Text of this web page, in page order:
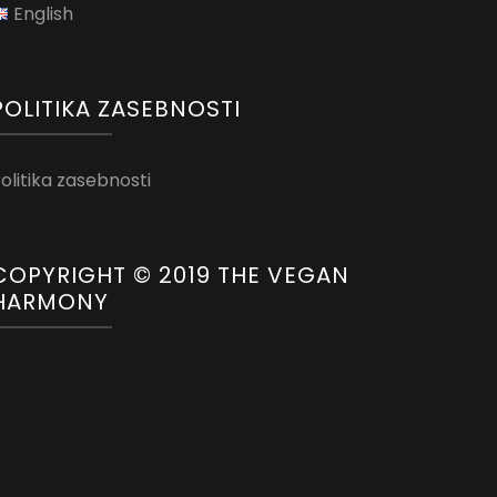
English
ZASEBNOSTI
zasebnosti
© 2019 THE VEGAN